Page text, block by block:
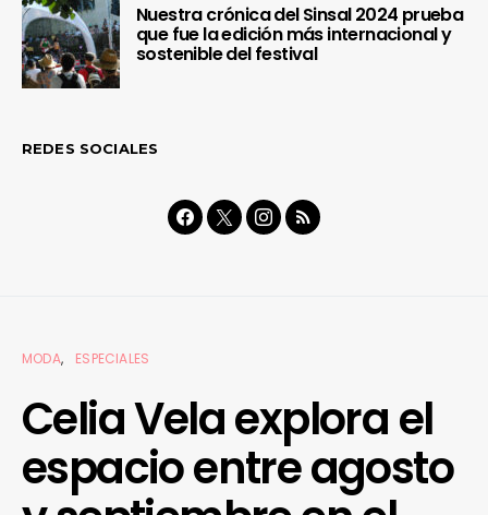
Nuestra crónica del Sinsal 2024 prueba
que fue la edición más internacional y
sostenible del festival
REDES SOCIALES
MODA ESPECIALES
Celia Vela explora el
espacio entre agosto